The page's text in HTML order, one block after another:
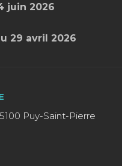
juin 2026
29 avril 2026
Puy-Saint-Pierre